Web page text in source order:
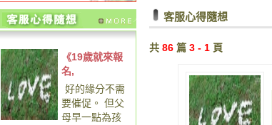
《19歲就來報
名,
好的緣分不需
要催促。 但父
母早一點為孩
客服心得隨想
共 86 篇 3 - 1 頁